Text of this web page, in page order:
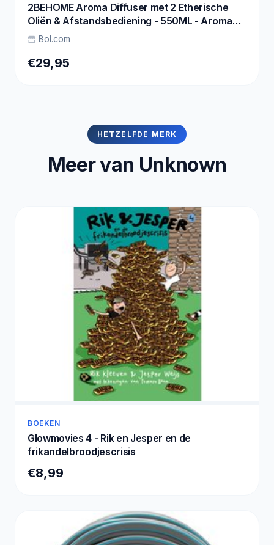
2BEHOME Aroma Diffuser met 2 Etherische
Oliën & Afstandsbediening - 550ML - Aroma
Diffuser Luchtbevochtiger - Etherische olie
diffuser - Essentiele olie Aromadiffusers -
Geurverspreider voor Aromatherapie - Lichte
Bol.com
€29,95
HETZELFDE MERK
Meer van Unknown
BOEKEN
Glowmovies 4 - Rik en Jesper en de
frikandelbroodjescrisis
€8,99